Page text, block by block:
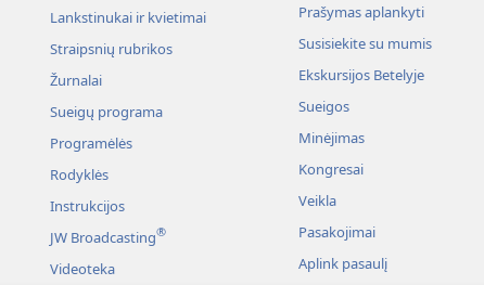
Lankstinukai ir kvietimai
Straipsnių rubrikos
Žurnalai
Sueigų programa
Programėlės
Rodyklės
Instrukcijos
JW Broadcasting®
Videoteka
Prašymas aplankyti
Susisiekite su mumis
Ekskursijos Betelyje
Sueigos
Minėjimas
Kongresai
Veikla
Pasakojimai
Aplink pasaulį